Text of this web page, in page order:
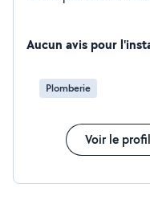
Aucun avis pour
Plomberie
Voir le profil